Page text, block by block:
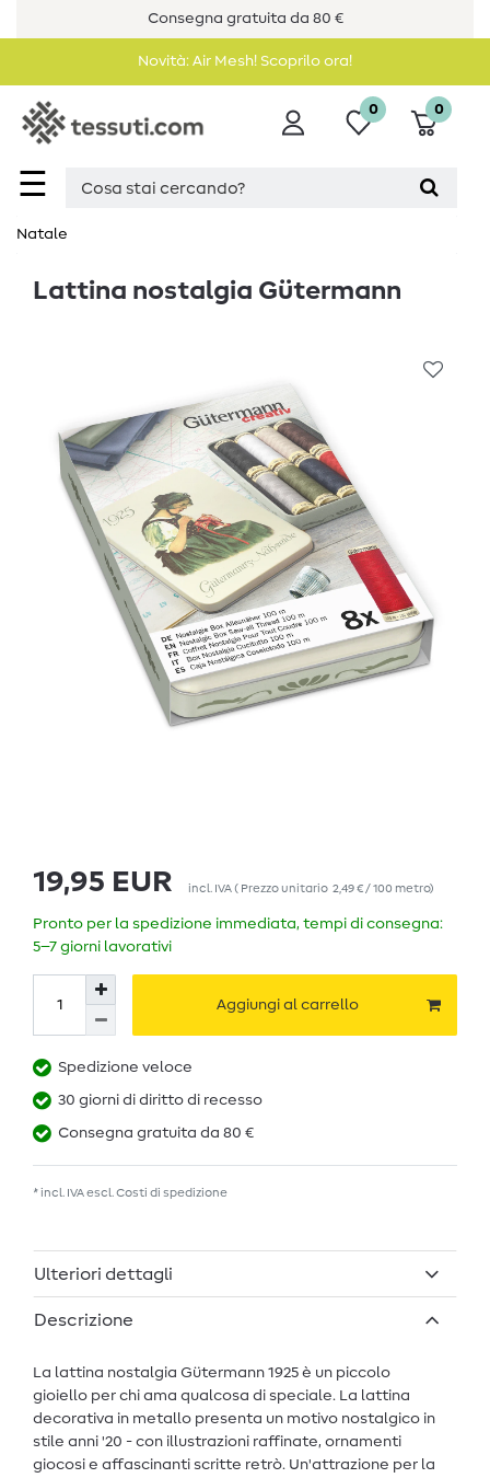
Consegna gratuita da 80 €
Novità: Air Mesh! Scoprilo ora!
☰
0 0
Natale
Lattina nostalgia Gütermann
19,95 EUR incl. IVA( Prezzo unitario 2,49 € / 100 metro)
Pronto per la spedizione immediata, tempi di consegna:
5–7 giorni lavorativi
Aggiungi al carrello
Spedizione veloce
30 giorni di diritto di recesso
Consegna gratuita da 80 €
* incl. IVA escl.Costi di spedizione
Ulteriori dettagli
Descrizione
La lattina nostalgia Gütermann 1925 è un piccolo
gioiello per chi ama qualcosa di speciale. La lattina
decorativa in metallo presenta un motivo nostalgico in
stile anni '20 - con illustrazioni raffinate, ornamenti
giocosi e affascinanti scritte retrò. Un'attrazione per la